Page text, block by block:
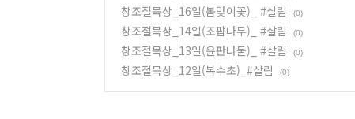
창조절묵상_16일(봄맞이꽃)_ #살림 (0)
창조절묵상_14일(조팝나무)_ #살림 (0)
창조절묵상_13일(윤판나물)_ #살림 (0)
창조절묵상_12일(복수초)_#살림 (0)